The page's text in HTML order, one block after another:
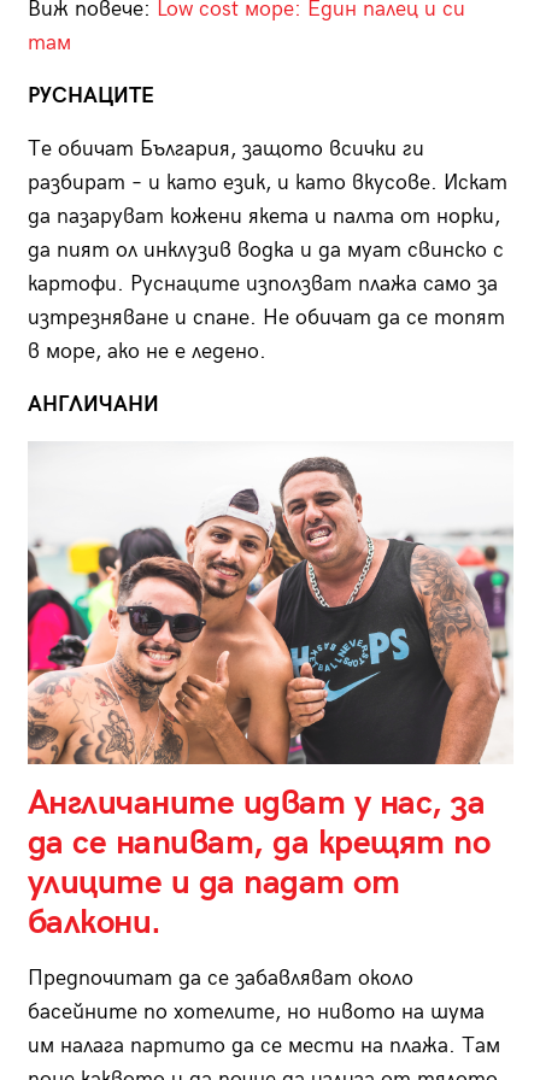
Виж повече: Low cost море: Един палец и си
там
РУСНАЦИТЕ
Те обичат България, защото всички ги
разбират – и като език, и като вкусове. Искат
да пазаруват кожени якета и палта от норки,
да пият ол инклузив водка и да муат свинско с
картофи. Руснаците използват плажа само за
изтрезняване и спане. Не обичат да се топят
в море, ако не е ледено.
АНГЛИЧАНИ
Англичаните идват у нас, за
да се напиват, да крещят по
улиците и да падат от
балкони.
Предпочитат да се забавляват около
басейните по хотелите, но нивото на шума
им налага партито да се мести на плажа. Там